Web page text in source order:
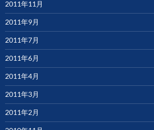
2011年11月
2011年9月
2011年7月
2011年6月
2011年4月
2011年3月
2011年2月